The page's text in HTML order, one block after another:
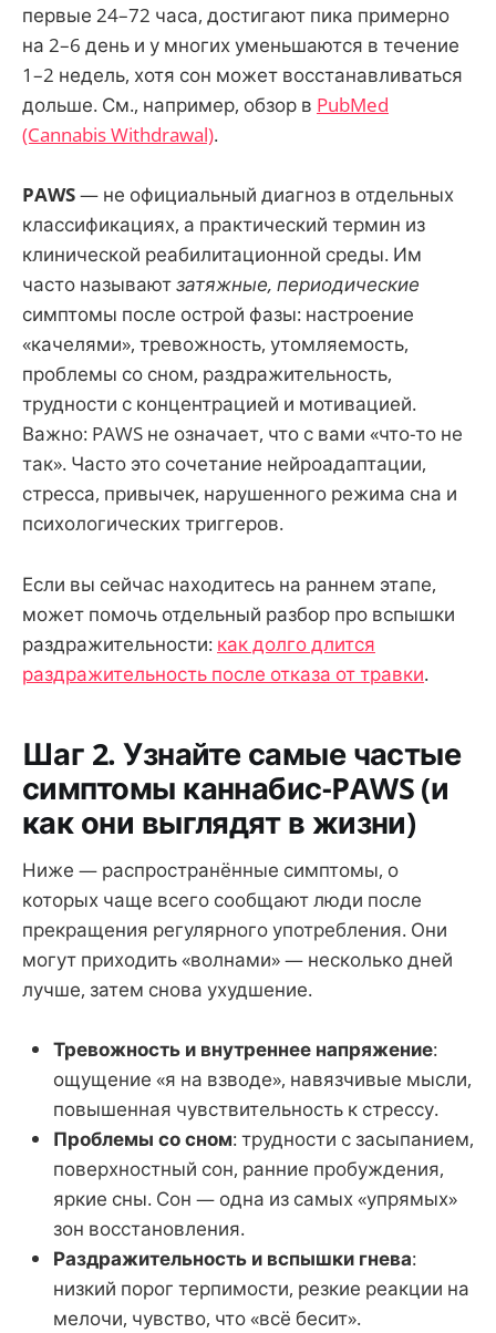
первые 24–72 часа, достигают пика примерно
на 2–6 день и у многих уменьшаются в течение
1–2 недель, хотя сон может восстанавливаться
дольше. См., например, обзор в PubMed
(Cannabis Withdrawal).
PAWS— не официальный диагноз в отдельных
классификациях, а практический термин из
клинической реабилитационной среды. Им
часто называютзатяжные, периодические
симптомы после острой фазы: настроение
«качелями», тревожность, утомляемость,
проблемы со сном, раздражительность,
трудности с концентрацией и мотивацией.
Важно: PAWS не означает, что с вами «что-то не
так». Часто это сочетание нейроадаптации,
стресса, привычек, нарушенного режима сна и
психологических триггеров.
Если вы сейчас находитесь на раннем этапе,
может помочь отдельный разбор про вспышки
раздражительности: как долго длится
раздражительность после отказа от травки.
Шаг 2. Узнайте самые частые
симптомы каннабис-PAWS (и
как они выглядят в жизни)
Ниже — распространённые симптомы, о
которых чаще всего сообщают люди после
прекращения регулярного употребления. Они
могут приходить «волнами» — несколько дней
лучше, затем снова ухудшение.
Тревожность и внутреннее напряжение:
ощущение «я на взводе», навязчивые мысли,
повышенная чувствительность к стрессу.
Проблемы со сном: трудности с засыпанием,
поверхностный сон, ранние пробуждения,
яркие сны. Сон — одна из самых «упрямых»
зон восстановления.
Раздражительность и вспышки гнева:
низкий порог терпимости, резкие реакции на
мелочи, чувство, что «всё бесит».